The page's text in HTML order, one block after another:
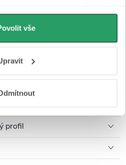
pro analytiku a
Jak Google zpracovává
vše
profil